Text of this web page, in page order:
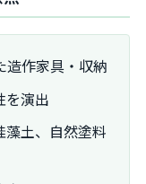
造作家具・収納
を演出
藻土、自然塗料